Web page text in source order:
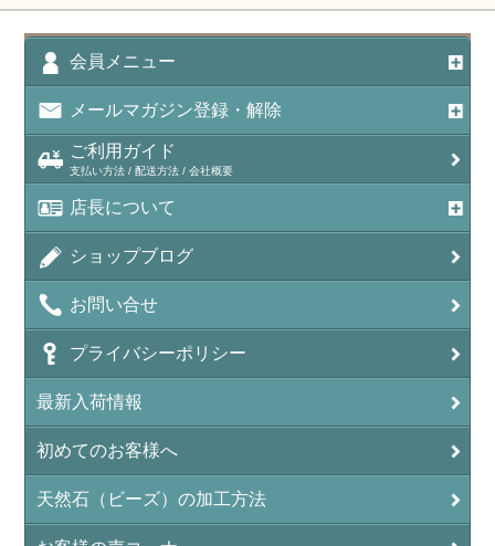
アポフィライト（Apophylite）/魚眼石
アメジスト（紫水晶/Amethyst）
アメシスティンクォーツ（Amethest in quartz）
ラベンダーアメジスト
アメトリン（紫黄水晶/Ametrine）
アラゴナイト（霰石/Aragonite）
アンデシン（チベット産日長石）
アンフィボールインクォーツ(Amphibole)
アンフィボールロック/角閃岩（Amphibole ）
イーグルアイ（EagleEye）
インカローズ（ロードクロサイト/Rhodochrosite）
インディアンアゲート(Indian Agate)
エメラルド(emerald/翠玉)
会員メニュー
メールマガジン登録・解除
ご利用ガイド
支払い方法 / 配送方法 / 会社概要
店長について
ショップブログ
お問い合せ
プライバシーポリシー
最新入荷情報
初めてのお客様へ
天然石（ビーズ）の加工方法